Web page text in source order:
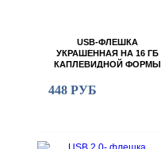
USB-ФЛЕШКА
УКРАШЕННАЯ НА 16 ГБ
КАПЛЕВИДНОЙ ФОРМЫ
448 РУБ